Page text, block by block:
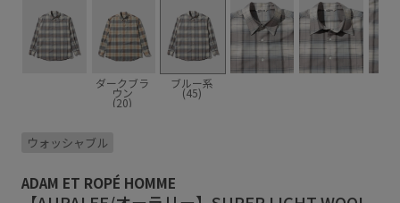
ダークブラ
ウン
(20)
ブルー系
(45)
ウォッシャブル
ADAM ET ROPÉ HOMME